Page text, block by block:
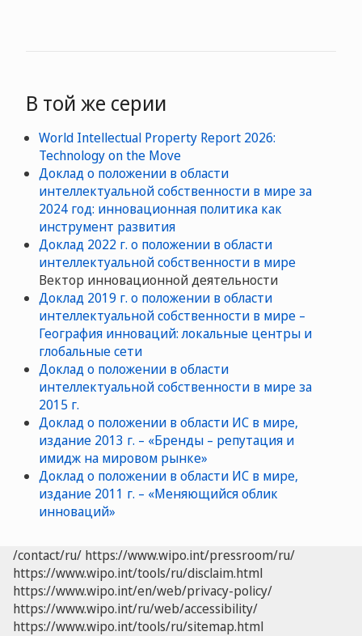
В той же серии
World Intellectual Property Report 2026:
Technology on the Move
Доклад о положении в области
интеллектуальной собственности в мире за
2024 год: инновационная политика как
инструмент развития
Доклад 2022 г. о положении в области
интеллектуальной собственности в мире
Вектор инновационной деятельности
Доклад 2019 г. о положении в области
интеллектуальной собственности в мире –
География инноваций: локальные центры и
глобальные сети
Доклад о положении в области
интеллектуальной собственности в мире за
2015 г.
Доклад о положении в области ИС в мире,
издание 2013 г. – «Бренды – репутация и
имидж на мировом рынке»
Доклад о положении в области ИС в мире,
издание 2011 г. – «Меняющийся облик
инноваций»
/contact/ru/ https://www.wipo.int/pressroom/ru/
https://www.wipo.int/tools/ru/disclaim.html
https://www.wipo.int/en/web/privacy-policy/
https://www.wipo.int/ru/web/accessibility/
https://www.wipo.int/tools/ru/sitemap.html